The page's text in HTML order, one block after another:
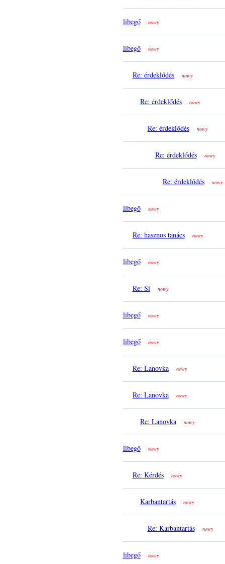
libegő nowy
libegő nowy
Re: érdeklődés nowy
Re: érdeklődés nowy
Re: érdeklődés nowy
Re: érdeklődés nowy
Re: érdeklődés nowy
libegő nowy
Re: hasznos tanács nowy
libegő nowy
Re: Sí nowy
libegő nowy
libegő nowy
Re: Lanovka nowy
Re: Lanovka nowy
Re: Lanovka nowy
libegő nowy
Re: Kérdés nowy
Karbantartás nowy
Re: Karbantartás nowy
libegő nowy